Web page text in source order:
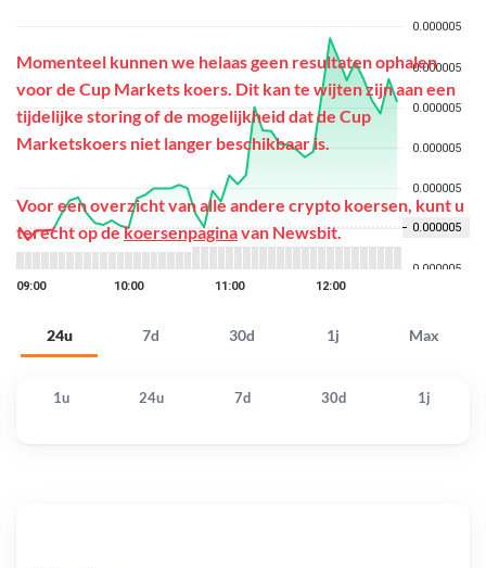
24u 7d 30d 1j Max
Momenteel kunnen we helaas geen resultaten ophalen
voor de Cup Markets koers. Dit kan te wijten zijn aan een
tijdelijke storing of de mogelijkheid dat de Cup
Marketskoers niet langer beschikbaar is.
Voor een overzicht van alle andere crypto koersen, kunt u
terecht op dekoersenpaginavan Newsbit.
1u 24u 7d 30d 1j